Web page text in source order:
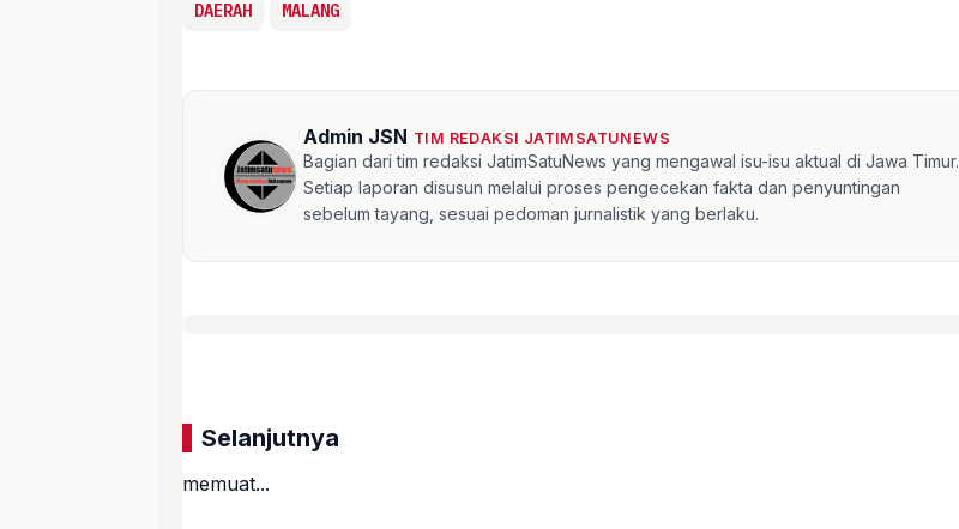
DAERAH MALANG
Admin JSN TIM REDAKSI JATIMSATUNEWS
Bagian dari tim redaksi JatimSatuNews yang mengawal isu-isu aktual di Jawa Timur.
Setiap laporan disusun melalui proses pengecekan fakta dan penyuntingan
sebelum tayang, sesuai pedoman jurnalistik yang berlaku.
Selanjutnya
memuat...